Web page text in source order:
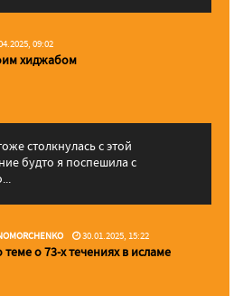
09:02
хиджабом
столкнулась с этой
будто я поспешила с
30.01.2025, 15:22
о 73-х течениях в исламе